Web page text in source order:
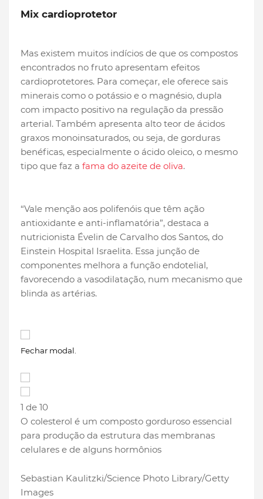
Mix cardioprotetor
Mas existem muitos indícios de que os compostos
encontrados no fruto apresentam efeitos
cardioprotetores. Para começar, ele oferece sais
minerais como o potássio e o magnésio, dupla
com impacto positivo na regulação da pressão
arterial. Também apresenta alto teor de ácidos
graxos monoinsaturados, ou seja, de gorduras
benéficas, especialmente o ácido oleico, o mesmo
tipo que faz a fama do azeite de oliva.
“Vale menção aos polifenóis que têm ação
antioxidante e anti-inflamatória”, destaca a
nutricionista Évelin de Carvalho dos Santos, do
Einstein Hospital Israelita. Essa junção de
componentes melhora a função endotelial,
favorecendo a vasodilatação, num mecanismo que
blinda as artérias.
Fechar modal.
1 de 10
O colesterol é um composto gorduroso essencial
para produção da estrutura das membranas
celulares e de alguns hormônios
Sebastian Kaulitzki/Science Photo Library/Getty
Images